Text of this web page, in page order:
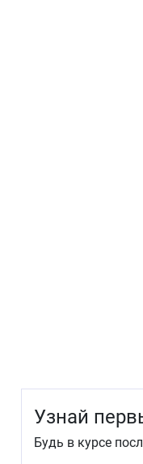
Узнай
Будь в курсе